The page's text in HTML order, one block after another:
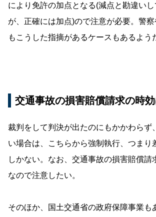
により免許の加点となる(減点と勘違い
が、正確には加点)ので注意が必要。警
もこうした指摘があるケースもあるよう
交通事故の損害賠償請求の時
裁判をして判決が出たのにもかかわらず
い場合は、こちらから強制執行、つまり
しかない。なお、交通事故の損害賠償請
なので注意したい。
そのほか、国土交通省の政府保障事業も